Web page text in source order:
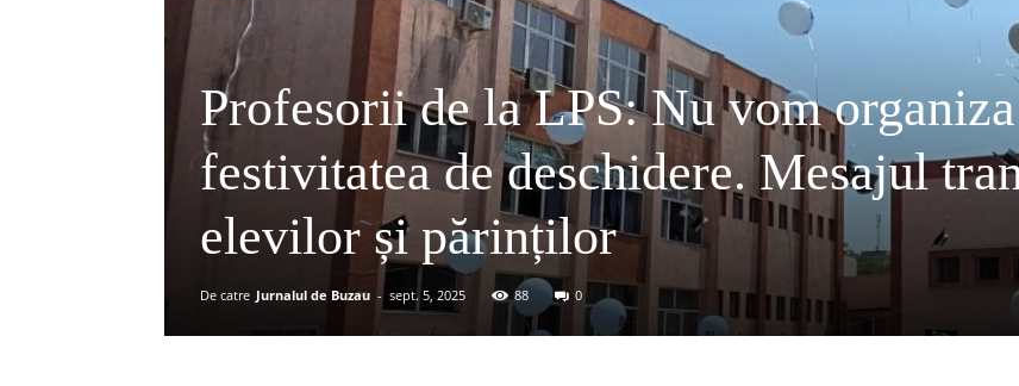
Profesorii de la LPS: Nu vom organiza
festivitatea de deschidere. Mesajul
elevilor și părinților
De catre Jurnalul de Buzau - sept. 5, 2025 88 0